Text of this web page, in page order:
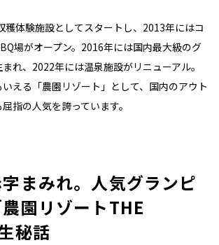
穫体験施設としてスタートし、2013年にはコ
場がオープン。2016年には国内最大級のグ
れ、2022年には温泉施設がリニューアル。
える「農園リゾート」として、国内のアウト
指の人気を誇っています。
まみれ。人気グランピ
園リゾートTHE
秘話